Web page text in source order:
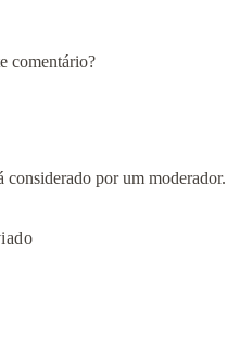
comentário?
por um moderador.